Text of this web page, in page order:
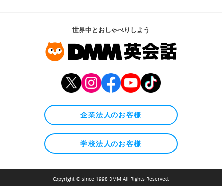
世界中とおしゃべりしよう
企業法人のお客様
学校法人のお客様
Copyright © since 1998 DMM All Rights Reserved.